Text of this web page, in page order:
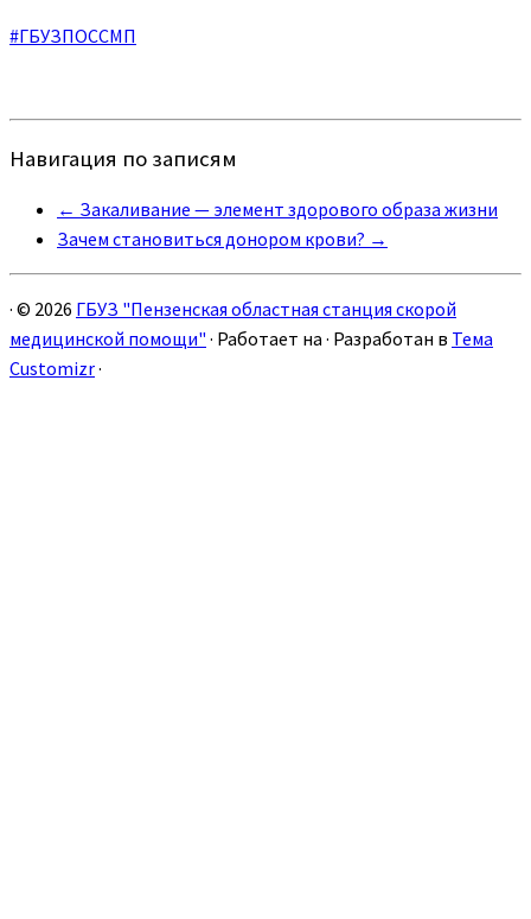
#ГБУЗПОССМП
Навигация по записям
← Закаливание — элемент здорового образа жизни
Зачем становиться донором крови? →
· © 2026 ГБУЗ "Пензенская областная станция скорой
медицинской помощи" · Работает на · Разработан в Тема
Customizr·